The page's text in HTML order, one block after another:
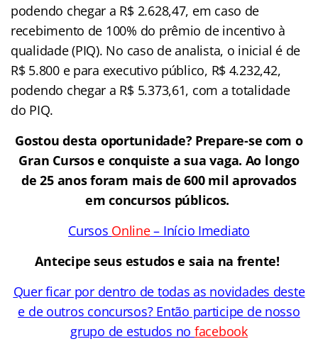
podendo chegar a R$ 2.628,47, em caso de
recebimento de 100% do prêmio de incentivo à
qualidade (PIQ). No caso de analista, o inicial é de
R$ 5.800 e para executivo público, R$ 4.232,42,
podendo chegar a R$ 5.373,61, com a totalidade
do PIQ.
Gostou desta oportunidade? Prepare-se com o
Gran Cursos e conquiste a sua vaga. Ao longo
de 25 anos foram mais de 600 mil aprovados
em concursos públicos.
Cursos Online– Início Imediato
Antecipe seus estudos e saia na frente!
Quer ficar por dentro de todas as novidades deste
e de outros concursos? Então participe de nosso
grupo de estudos no facebook